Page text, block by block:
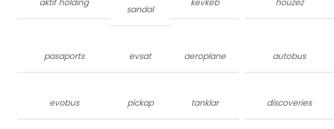
sandal
pasaports evsat aeroplane autobus
evobus pickap tanklar discoveries